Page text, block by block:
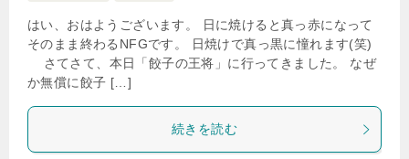
はい、おはようございます。 日に焼けると真っ赤になって
そのまま終わるNFGです。 日焼けで真っ黒に憧れます(笑)
さてさて、本日「餃子の王将」に行ってきました。 なぜ
か無償に餃子 […]
続きを読む